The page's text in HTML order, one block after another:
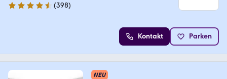
4.7 Sterne
(398)
Kontakt Parken
NEU